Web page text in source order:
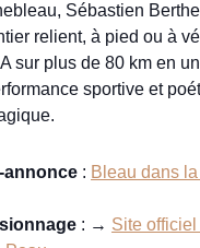
Sébastien
relient, à pied ou à
sur plus de 80 km en
sportive et
annonce : Bleau dans
: → Site